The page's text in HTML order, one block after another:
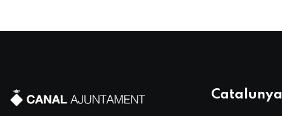
Catalunya